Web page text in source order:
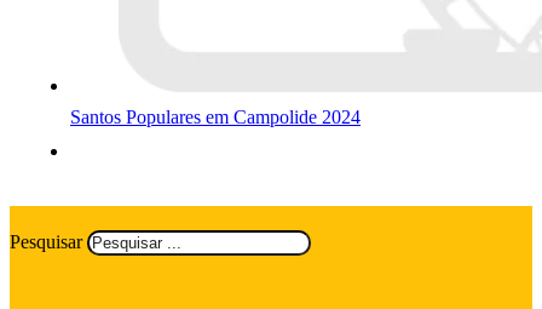
Santos Populares em Campolide 2024
Pesquisar